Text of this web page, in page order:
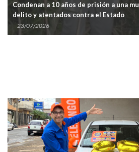
Condenan a 10 años de prisión a una
delito y atentados contra el Estado
23/07/2026